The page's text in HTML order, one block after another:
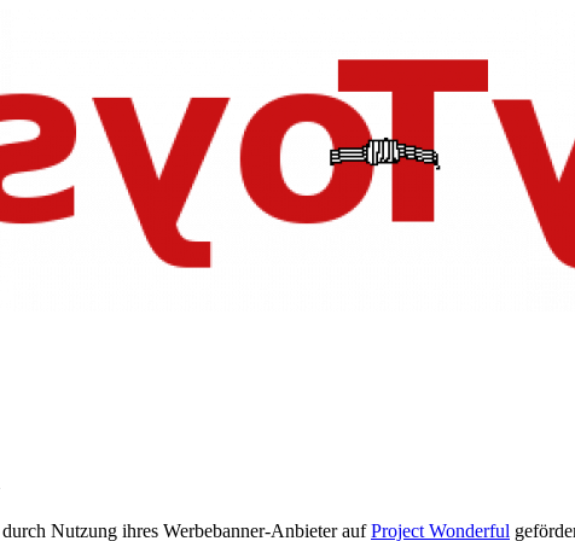
durch Nutzung ihres Werbebanner-Anbieter aufProject Wonderful